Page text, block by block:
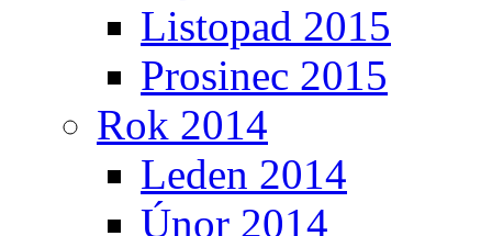
Listopad 2015
Prosinec 2015
Rok 2014
Leden 2014
Únor 2014